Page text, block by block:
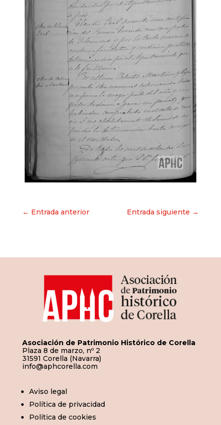
Navegación
← Entrada anterior Entrada siguiente →
Asociación de Patrimonio Histórico de Corella
Plaza 8 de marzo, nº 2
31591 Corella (Navarra)
info@aphcorella.com
Aviso legal
Política de privacidad
Política de cookies